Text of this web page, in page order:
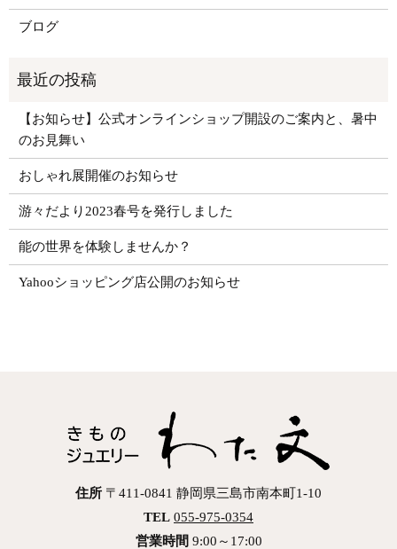
ブログ
【お知らせ】公式オンラインショップ開設のご案内と、暑中
のお見舞い
おしゃれ展開催のお知らせ
游々だより2023春号を発行しました
能の世界を体験しませんか？
Yahooショッピング店公開のお知らせ
住所 〒411-0841 静岡県三島市南本町1-10
TEL 055-975-0354
営業時間 9:00～17:00